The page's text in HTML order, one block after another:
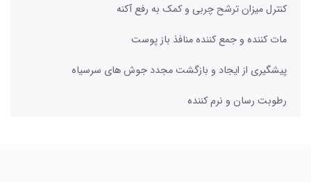
کنترل میزان ترشح چربی و کمک به رفع آکنه
مات کننده و جمع کننده منافذ باز پوست
پیشگیری از ایجاد و بازگشت مجدد جوش های سرسیاه
رطوبت رسان و نرم کننده